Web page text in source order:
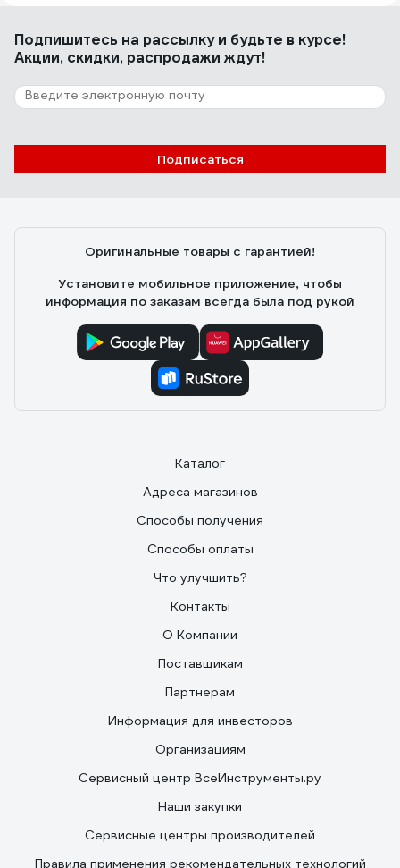
Достоинства: Очень удобен в хозяйстве, для сбора
крошек, песка, шерсти, кошка выкопала землю из
тяжелый пылесос из шкафа. Хорошее всасывание,
гораздо мощнее моего автомобильного пылесоса
выявлено
Отзыв о Xiaomi Mi Robot Vacuum Cleaner
SKV4022GL/SDJQR01RR
Родион С. 23.04.2018
Ежедневная уборка теперь не зависит от силы воли.
Подпишитесь на рассылкуи будьте в курсе!
Акции, скидки, распродажи ждут!
Подписаться
Оригинальные товары с гарантией!
Установите мобильное приложение, чтобы
информация по заказам всегда была под рукой
Каталог
Адреса магазинов
Способы получения
Способы оплаты
Что улучшить?
Контакты
О Компании
Поставщикам
Партнерам
Информация для инвесторов
Организациям
Сервисный центр ВсеИнструменты.ру
Наши закупки
Сервисные центры производителей
Правила применения рекомендательных технологий